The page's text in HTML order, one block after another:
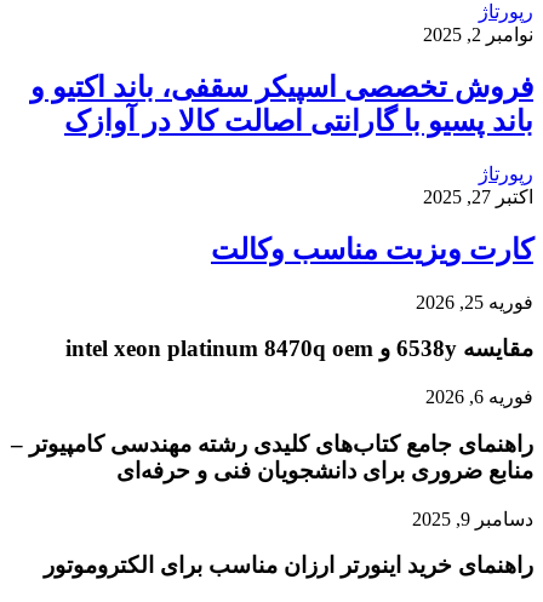
رپورتاژ
نوامبر 2, 2025
فروش تخصصی اسپیکر سقفی، باند اکتیو و
باند پسیو با گارانتی اصالت کالا در آوازک
رپورتاژ
اکتبر 27, 2025
کارت ویزیت مناسب وکالت
فوریه 25, 2026
مقایسه 6538y و intel xeon platinum 8470q oem
فوریه 6, 2026
راهنمای جامع کتاب‌های کلیدی رشته مهندسی کامپیوتر –
منابع ضروری برای دانشجویان فنی و حرفه‌ای
دسامبر 9, 2025
راهنمای خرید اینورتر ارزان مناسب برای الکتروموتور